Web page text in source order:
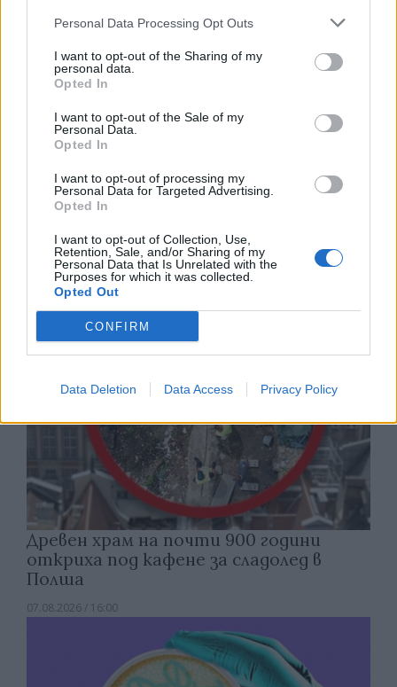
Personal Data Processing Opt Outs
I want to opt-out of the Sharing of my
personal data.
Opted In
I want to opt-out of the Sale of my
Personal Data.
Opted In
I want to opt-out of processing my
Personal Data for Targeted Advertising.
Opted In
I want to opt-out of Collection, Use,
Retention, Sale, and/or Sharing of my
Personal Data that Is Unrelated with the
Purposes for which it was collected.
Opted Out
CONFIRM
Data Deletion Data Access Privacy Policy
Русия започна да внася петролни
продукти от Южна Корея.
07.08.2026 / 17:05
Древен храм на почти 900 години
откриха под кафене за сладолед в
Полша
07.08.2026 / 16:00